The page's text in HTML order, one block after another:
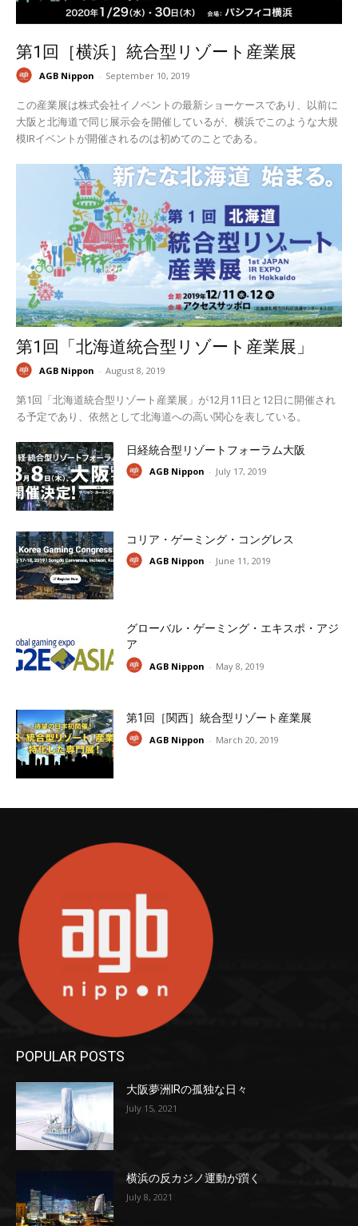
第1回［横浜］統合型リゾート産業展
AGB Nippon - September 10, 2019
この産業展は株式会社イノベントの最新ショーケースであり、以前に
大阪と北海道で同じ展示会を開催しているが、横浜でこのような大規
模IRイベントが開催されるのは初めてのことである。
第1回「北海道統合型リゾート産業展」
AGB Nippon - August 8, 2019
第1回「北海道統合型リゾート産業展」が12月11日と12日に開催され
る予定であり、依然として北海道への高い関心を表している。
日経統合型リゾートフォーラム大阪
AGB Nippon - July 17, 2019
コリア・ゲーミング・コングレス
AGB Nippon - June 11, 2019
グローバル・ゲーミング・エキスポ・アジ
ア
AGB Nippon - May 8, 2019
第1回［関西］統合型リゾート産業展
AGB Nippon - March 20, 2019
POPULAR POSTS
大阪夢洲IRの孤独な日々
July 15, 2021
横浜の反カジノ運動が躓く
July 8, 2021